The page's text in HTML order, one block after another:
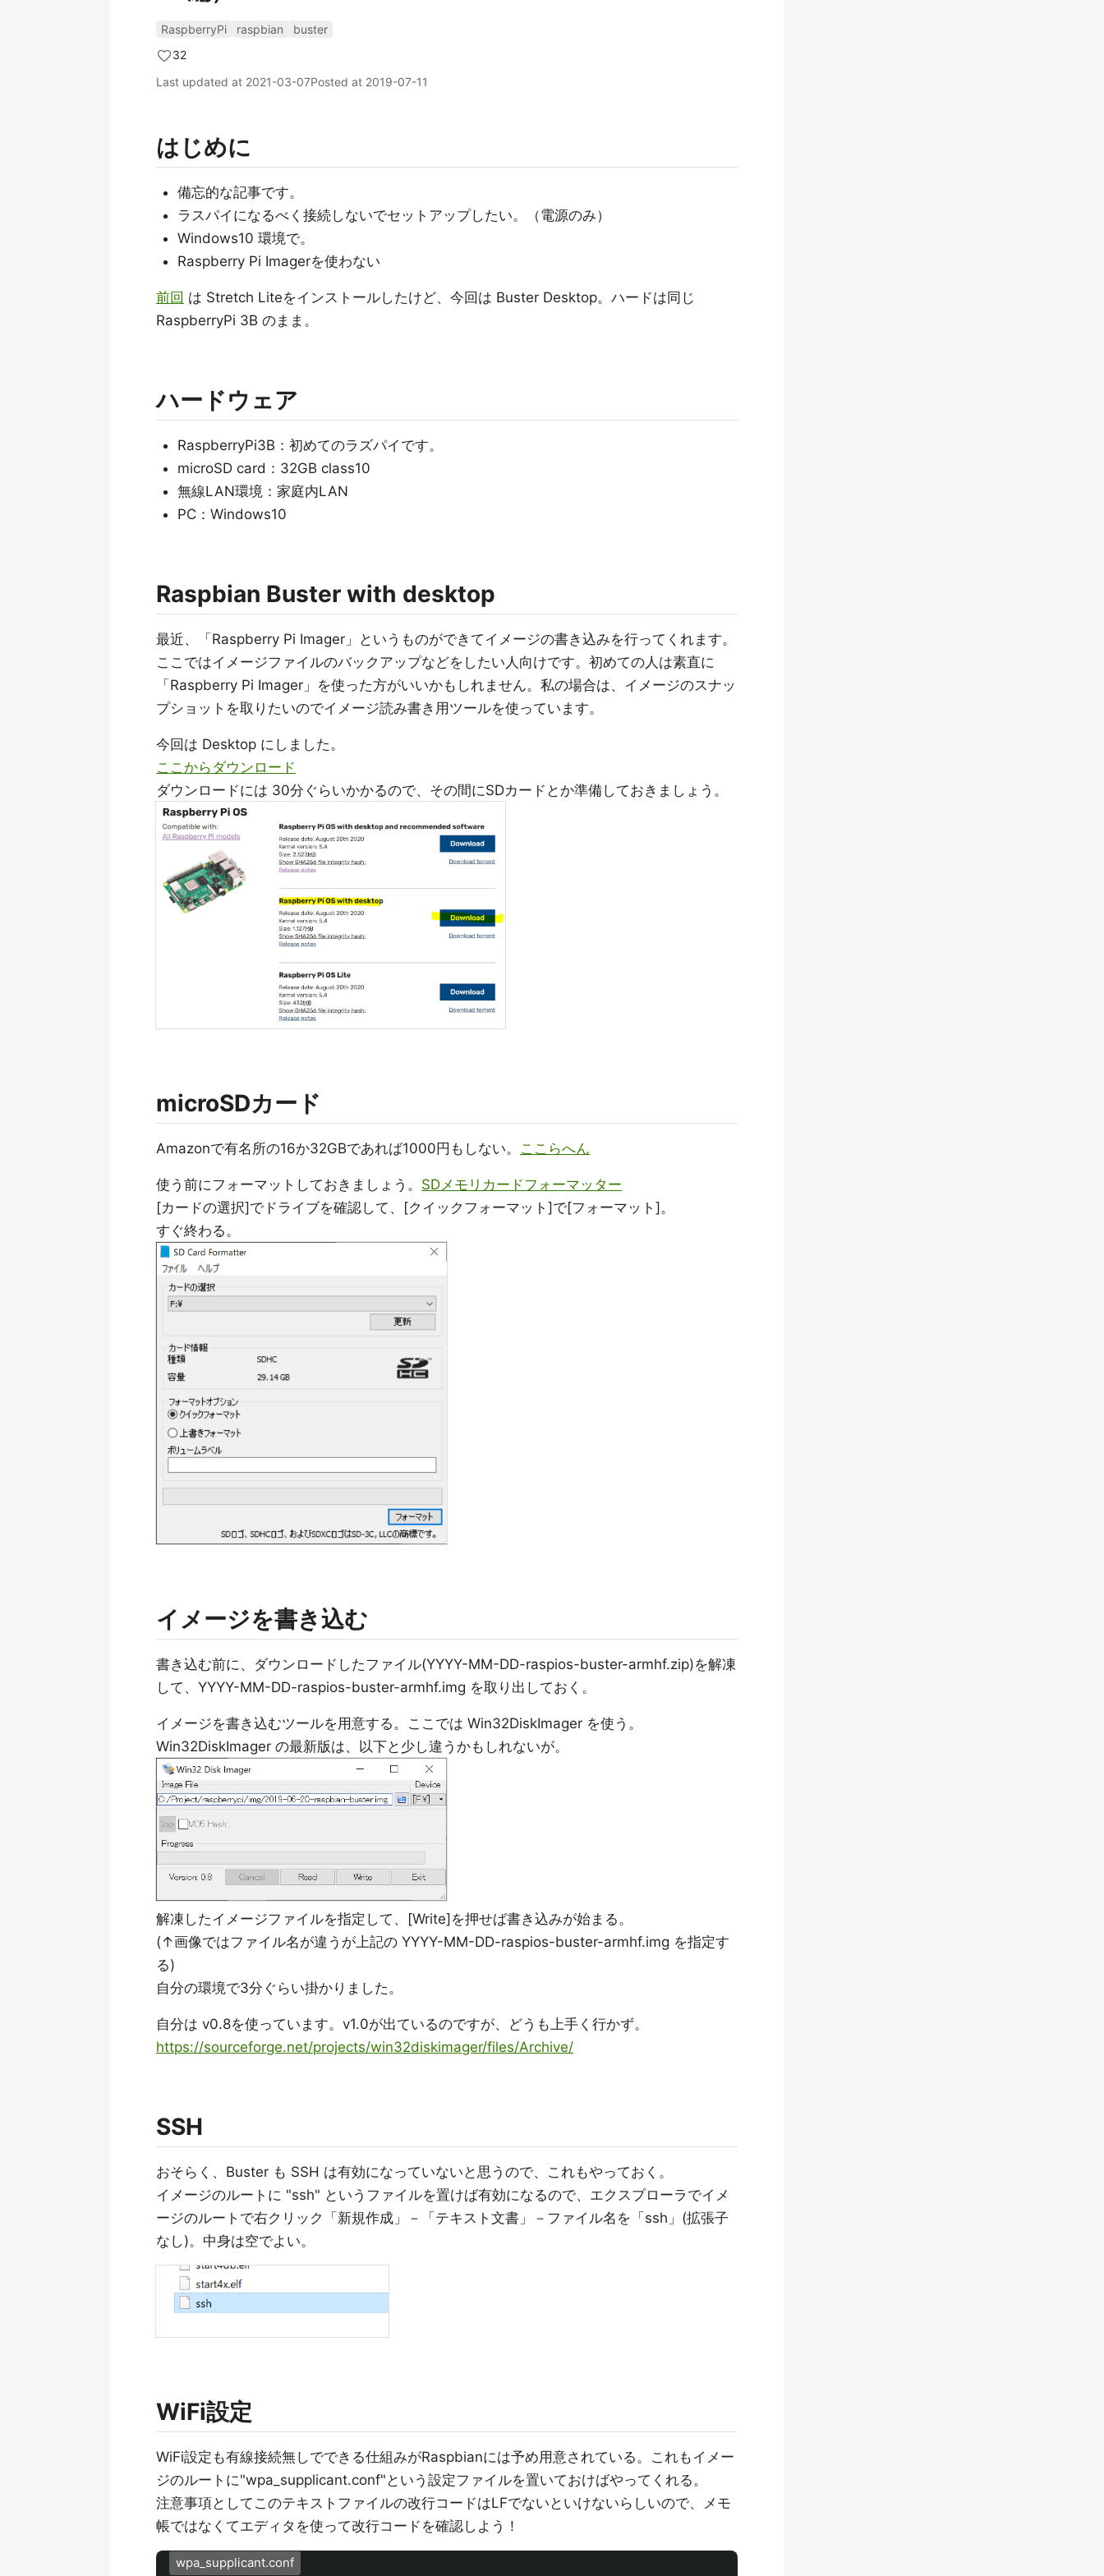
RaspberryPi raspbian
buster
32
Last updated at 2021-03-07Posted at 2019-07-11
はじめに
備忘的な記事です。
ラスパイになるべく接続しないでセットアップしたい。（電源のみ）
Windows10 環境で。
Raspberry Pi Imagerを使わない
前回 は Stretch Liteをインストールしたけど、今回は Buster Desktop。ハードは同じ
RaspberryPi 3B のまま。
ハードウェア
RaspberryPi3B：初めてのラズパイです。
microSD card：32GB class10
無線LAN環境：家庭内LAN
PC：Windows10
Raspbian Buster with desktop
最近、「Raspberry Pi Imager」というものができてイメージの書き込みを行ってくれます。
ここではイメージファイルのバックアップなどをしたい人向けです。初めての人は素直に
「Raspberry Pi Imager」を使った方がいいかもしれません。私の場合は、イメージのスナッ
プショットを取りたいのでイメージ読み書き用ツールを使っています。
今回は Desktop にしました。
ここからダウンロード
ダウンロードには 30分ぐらいかかるので、その間にSDカードとか準備しておきましょう。
microSDカード
Amazonで有名所の16か32GBであれば1000円もしない。 ここらへん
使う前にフォーマットしておきましょう。 SDメモリカードフォーマッター
[カードの選択]でドライブを確認して、[クイックフォーマット]で[フォーマット]。
すぐ終わる。
イメージを書き込む
書き込む前に、ダウンロードしたファイル(YYYY-MM-DD-raspios-buster-armhf.zip)を解凍
して、YYYY-MM-DD-raspios-buster-armhf.img を取り出しておく。
イメージを書き込むツールを用意する。ここでは Win32DiskImager を使う。
Win32DiskImager の最新版は、以下と少し違うかもしれないが。
解凍したイメージファイルを指定して、[Write]を押せば書き込みが始まる。
(↑画像ではファイル名が違うが上記の YYYY-MM-DD-raspios-buster-armhf.img を指定す
る)
自分の環境で3分ぐらい掛かりました。
自分は v0.8を使っています。v1.0が出ているのですが、どうも上手く行かず。
https://sourceforge.net/projects/win32diskimager/files/Archive/
SSH
おそらく、Buster も SSH は有効になっていないと思うので、これもやっておく。
イメージのルートに "ssh" というファイルを置けば有効になるので、エクスプローラでイメ
ージのルートで右クリック「新規作成」－「テキスト文書」－ファイル名を「ssh」(拡張子
なし)。中身は空でよい。
WiFi設定
WiFi設定も有線接続無しでできる仕組みがRaspbianには予め用意されている。これもイメー
ジのルートに"wpa_supplicant.conf"という設定ファイルを置いておけばやってくれる。
注意事項としてこのテキストファイルの改行コードはLFでないといけないらしいので、メモ
帳ではなくてエディタを使って改行コードを確認しよう！
wpa_supplicant.conf